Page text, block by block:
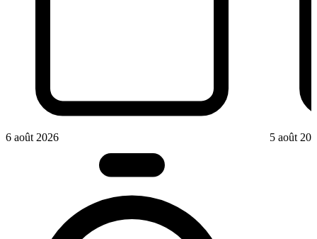
6 août 2026 5 août